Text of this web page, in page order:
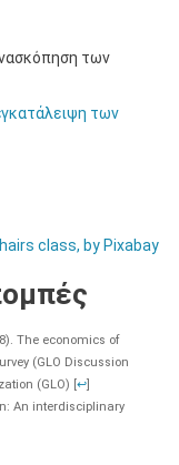
των
των
class, by Pixabay
The economics of
(GLO Discussion
(GLO) ↩]
An interdisciplinary